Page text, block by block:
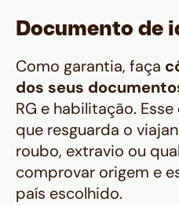
Documento de
Como garantia, faça
dos seus
RG e habilitação.
que resguarda o
roubo, extravio ou
comprovar origem e
país escolhido.